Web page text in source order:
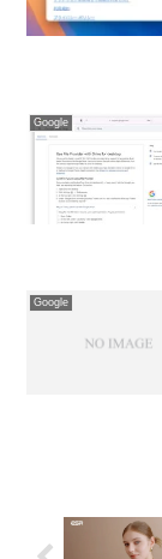
Google
Google